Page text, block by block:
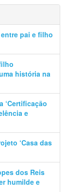
pai e filho
história na
‘Certificação
e
‘Casa das
dos Reis
humilde e